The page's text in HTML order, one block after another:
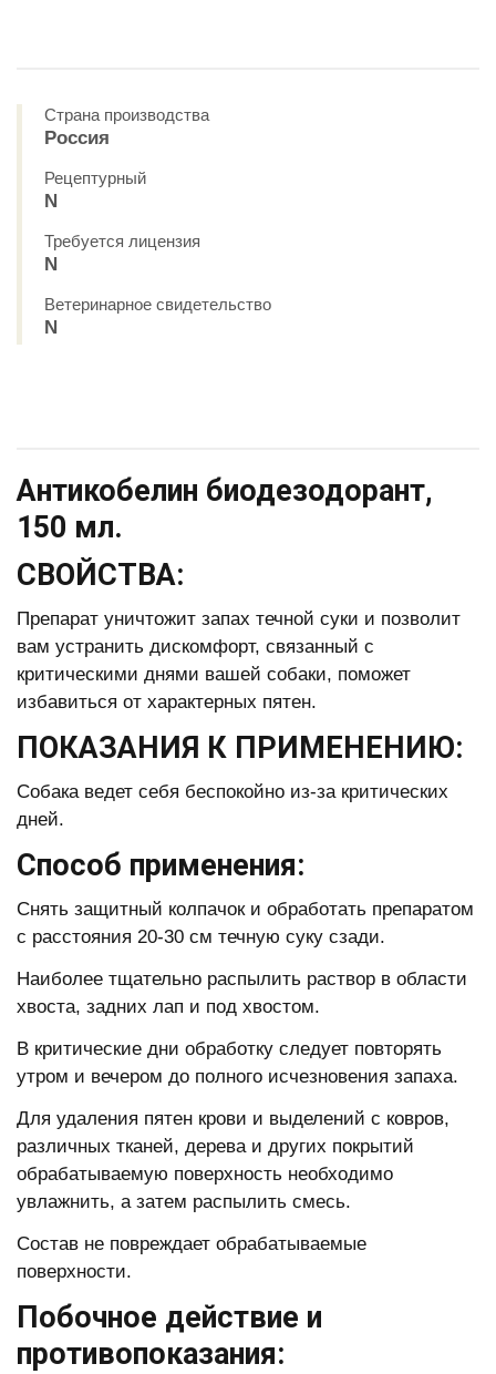
Страна производства
Россия
Рецептурный
N
Требуется лицензия
N
Ветеринарное свидетельство
N
Антикобелин биодезодорант,
150 мл.
СВОЙСТВА:
Препарат уничтожит запах течной суки и позволит
вам устранить дискомфорт, связанный с
критическими днями вашей собаки, поможет
избавиться от характерных пятен.
ПОКАЗАНИЯ К ПРИМЕНЕНИЮ:
Собака ведет себя беспокойно из-за критических
дней.
Способ применения:
Снять защитный колпачок и обработать препаратом
с расстояния 20-30 см течную суку сзади.
Наиболее тщательно распылить раствор в области
хвоста, задних лап и под хвостом.
В критические дни обработку следует повторять
утром и вечером до полного исчезновения запаха.
Для удаления пятен крови и выделений с ковров,
различных тканей, дерева и других покрытий
обрабатываемую поверхность необходимо
увлажнить, а затем распылить смесь.
Состав не повреждает обрабатываемые
поверхности.
Побочное действие и
противопоказания: